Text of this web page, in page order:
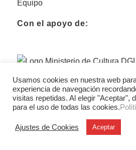
Equipo
Con el apoyo de:
Usamos cookies en nuestra web
experiencia de navegación
visitas repetidas. Al elegir "Aceptar",
para el uso de todas las cookies.
Ajustes de Cookies Aceptar